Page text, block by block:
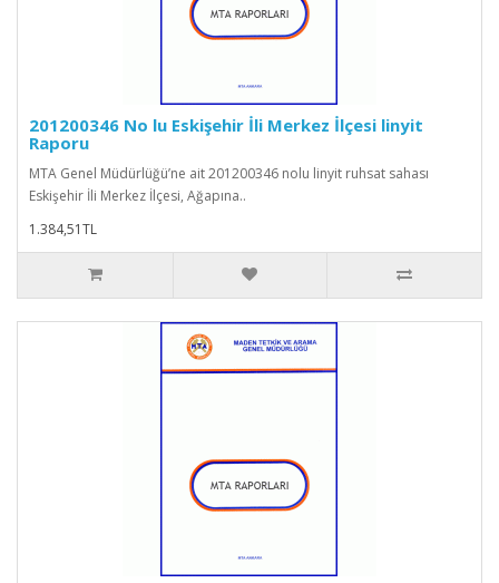
201200346 No lu Eskişehir İli Merkez İlçesi linyit
Raporu
MTA Genel Müdürlüğü’ne ait 201200346 nolu linyit ruhsat sahası
Eskişehir İli Merkez İlçesi, Ağapına..
1.384,51TL